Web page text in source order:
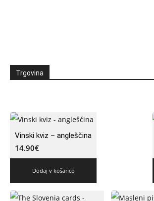
Trgovina
Vinski kviz – angleščina
14.90€
Dodaj v košarico